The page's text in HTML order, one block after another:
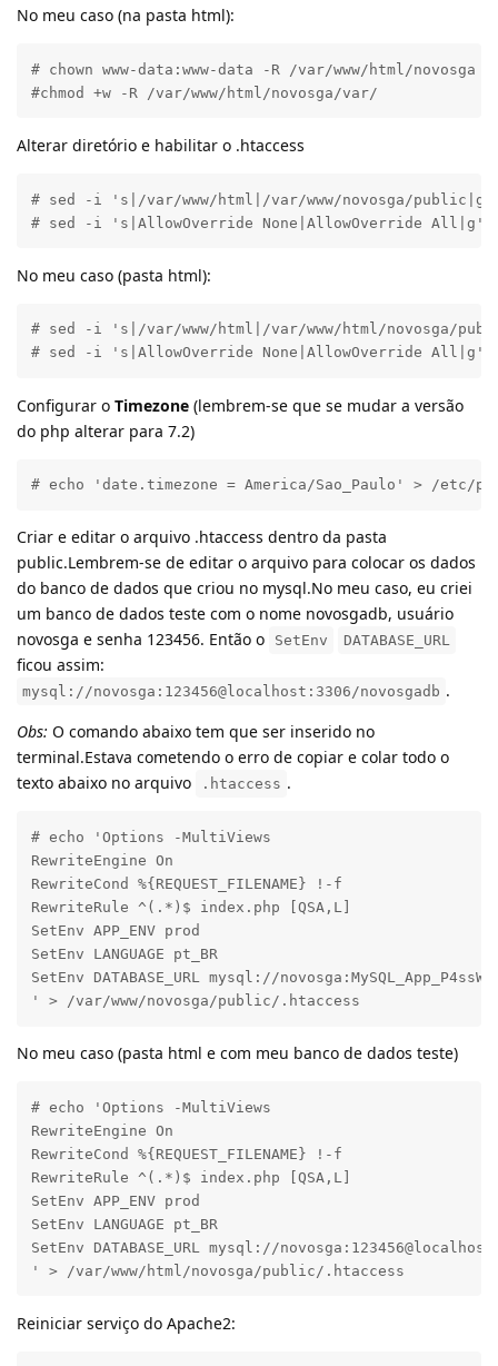
No meu caso (na pasta html):
# chown www-data:www-data -R /var/www/html/novosga
#chmod +w -R /var/www/html/novosga/var/
Alterar diretório e habilitar o .htaccess
# sed -i 's|/var/www/html|/var/www/novosga/
# sed -i 's|AllowOverride None|AllowOverride All|g' /
No meu caso (pasta html):
# sed -i 's|/var/www/html|/var/www/html/novosga/
# sed -i 's|AllowOverride None|AllowOverride All|g' /
Configurar o Timezone (lembrem-se que se mudar a versão
do php alterar para 7.2)
# echo 'date.timezone = America/Sao_Paulo' > /etc/
Criar e editar o arquivo .htaccess dentro da pasta
public.Lembrem-se de editar o arquivo para colocar os dados
do banco de dados que criou no mysql.No meu caso, eu criei
um banco de dados teste com o nome novosgadb, usuário
novosga e senha 123456. Então o
SetEnv DATABASE_URL
ficou assim:
mysql://novosga:123456@localhost:3306/novosgadb .
Obs: O comando abaixo tem que ser inserido no
terminal.Estava cometendo o erro de copiar e colar todo o
texto abaixo no arquivo
.htaccess .
# echo 'Options -MultiViews
RewriteEngine On
RewriteCond %{REQUEST_FILENAME} !-f
RewriteRule ^(.*)$ index.php [QSA,L]
SetEnv APP_ENV prod
SetEnv LANGUAGE pt_BR
SetEnv DATABASE_URL mysql://
' > /var/www/novosga/public/.htaccess
No meu caso (pasta html e com meu banco de dados teste)
# echo 'Options -MultiViews
RewriteEngine On
RewriteCond %{REQUEST_FILENAME} !-f
RewriteRule ^(.*)$ index.php [QSA,L]
SetEnv APP_ENV prod
SetEnv LANGUAGE pt_BR
SetEnv DATABASE_URL mysql://
' > /var/www/html/novosga/public/.htaccess
Reiniciar serviço do Apache2: